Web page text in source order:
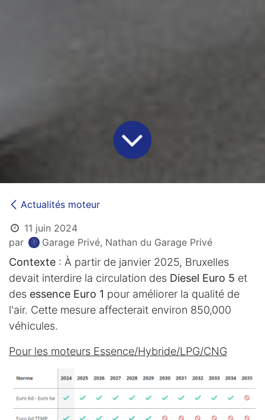
Actualités moteur
11 juin 2024
par
Garage Privé, Nathan du Garage Privé
Contexte : À partir de janvier 2025, Bruxelles
devait interdire la circulation des Diesel Euro 5 et
des essence Euro 1 pour améliorer la qualité de
l'air. Cette mesure affecterait environ 850,000
véhicules.
Pour les moteurs Essence/Hybride/LPG/CNG